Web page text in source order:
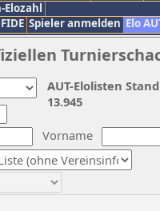
Elozahl
FIDE Spieler anmelden Elo
Vorname
AUT-Elolisten
13.945